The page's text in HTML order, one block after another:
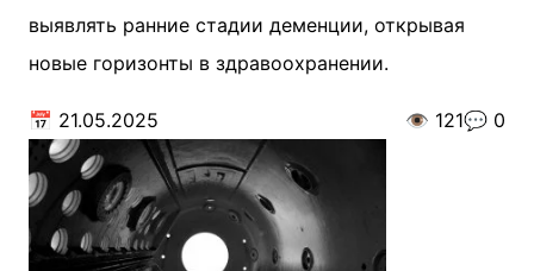
выявлять ранние стадии деменции, открывая
новые горизонты в здравоохранении.
📅 21.05.2025 👁️ 121💬 0